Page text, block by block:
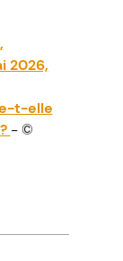
2026,
t-elle
- ©